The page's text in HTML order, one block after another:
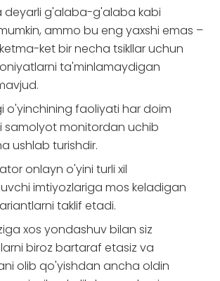
deyarli g'alaba-g'alaba kabi
ammo bu eng yaxshi emas –
ket bir necha tsikllar uchun
ta'minlamaydigan
o'yinchining faoliyati har doim
samolyot monitordan uchib
ushlab turishdir.
onlayn o'yini turli xil
imtiyozlariga mos keladigan
taklif etadi.
xos yondashuv bilan siz
biroz bartaraf etasiz va
olib qo'yishdan ancha oldin